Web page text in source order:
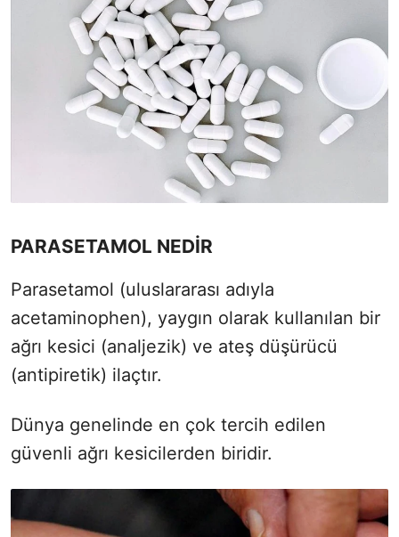
PARASETAMOL NEDİR
Parasetamol (uluslararası adıyla
acetaminophen), yaygın olarak kullanılan bir
ağrı kesici (analjezik) ve ateş düşürücü
(antipiretik) ilaçtır.
Dünya genelinde en çok tercih edilen
güvenli ağrı kesicilerden biridir.